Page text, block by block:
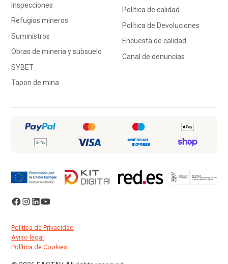
Inspecciones
Refugios mineros
Suministros
Obras de minería y subsuelo
SYBET
Tapon de mina
Política de calidad
Política de Devoluciones
Encuesta de calidad
Canal de denuncías
Política de Privacidad
Aviso legal
Política de Cookies